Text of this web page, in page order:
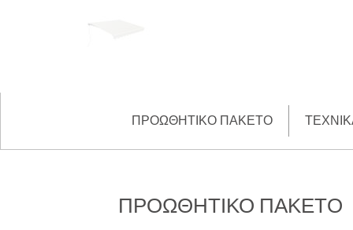
ΠΡΟΩΘΗΤΙΚΌ ΠΑΚΈΤΟ
ΠΡΟΩΘΗΤΙΚΌ ΠΑΚΈΤΟ